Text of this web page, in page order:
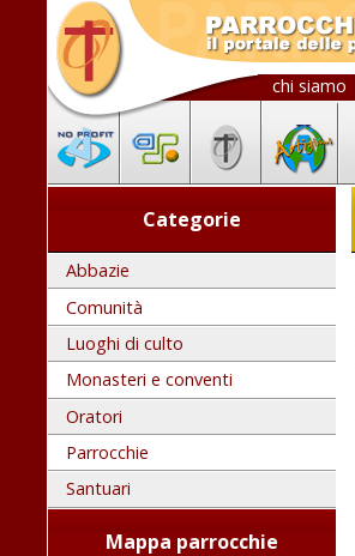
chi siamo
Categorie
Abbazie
Comunità
Luoghi di culto
Monasteri e conventi
Oratori
Parrocchie
Santuari
Mappa parrocchie